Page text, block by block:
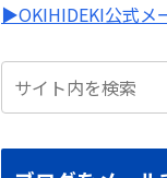
▶︎OKIHIDEKI公式メ